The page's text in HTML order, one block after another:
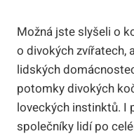
Možná jste slyšeli o
o divokých zvířatech,
lidských
potomky divokých
loveckých instinktů. I
společníky lidí po